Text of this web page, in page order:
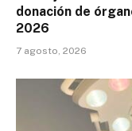
donación de
2026
7 agosto, 2026